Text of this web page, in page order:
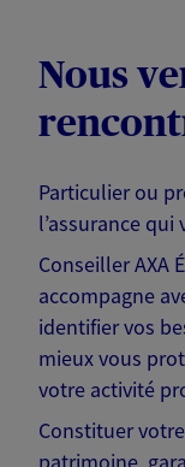
Nous
Particulier ou
l’assurance qui
Conseiller AXA
accompagne
identifier vos
mieux vous
votre activité
Constituer